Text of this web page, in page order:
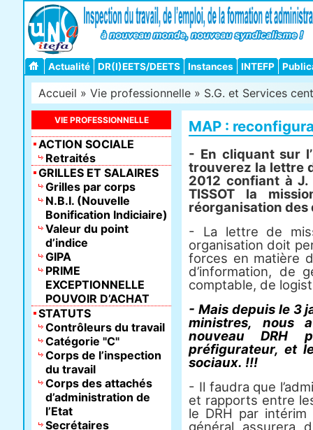
Actualité DR(I)EETS/DEETS Instances INTEFP
Accueil » Vie professionnelle » S.G. et Services
MAP :
- En cliquant sur
trouverez la lettre
2012 confiant à J.
TISSOT la
réorganisation
- La lettre de
organisation doit
forces en matière
d’information, de
comptable, de
- Mais depuis le 3
ministres, nous
nouveau DRH
préfigurateur, et
sociaux. !!!
- Il faudra que
et rapports entre
le DRH par
général assurera
VIE PROFESSIONNELLE
ACTION SOCIALE
Retraités
GRILLES ET SALAIRES
Grilles par corps
N.B.I. (Nouvelle
Bonification Indiciaire)
Valeur du point
d’indice
GIPA
PRIME
EXCEPTIONNELLE
POUVOIR D’ACHAT
STATUTS
Contrôleurs du travail
Catégorie "C"
Corps de l’inspection
du travail
Corps des attachés
d’administration de
l’Etat
Secrétaires